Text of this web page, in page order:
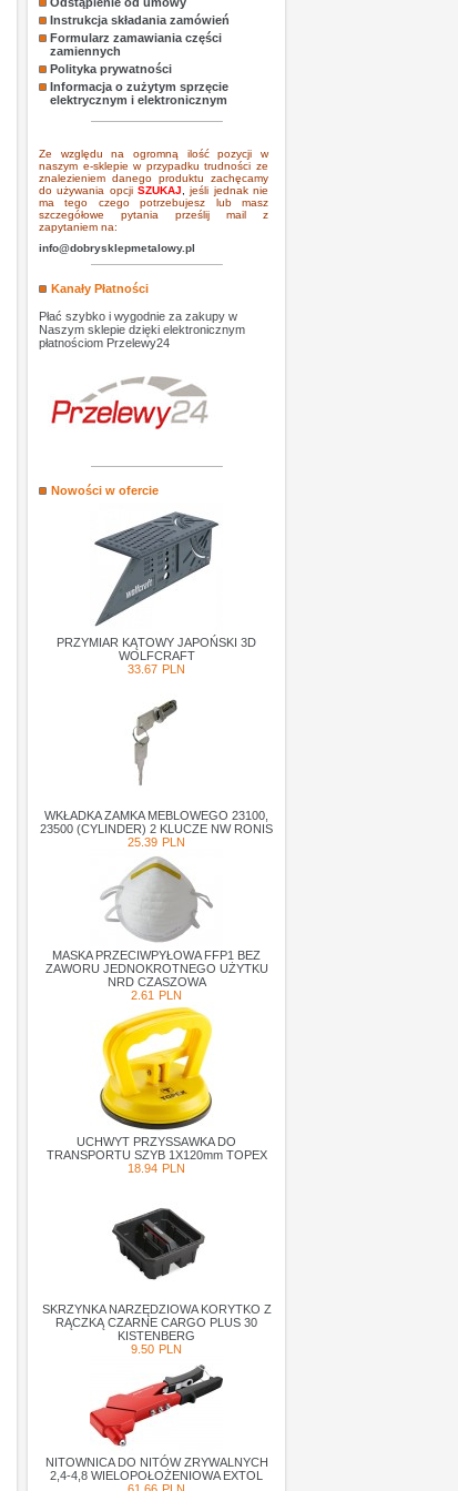
Instrukcja składania zamówień
Formularz zamawiania części
zamiennych
Polityka prywatności
Informacja o zużytym sprzęcie
elektrycznym i elektronicznym
Ze względu na ogromną ilość pozycji w
naszym e-sklepie w przypadku trudności ze
znalezieniem danego produktu zachęcamy
do używania opcjiSZUKAJ ,jeśli jednak nie
ma tego czego potrzebujesz lub masz
szczegółowe pytania prześlij mail z
zapytaniem na:
info@dobrysklepmetalowy.pl
Kanały Płatności
Płać szybko i wygodnie za zakupy w
Naszym sklepie dzięki elektronicznym
płatnościom Przelewy24
Nowości w ofercie
PRZYMIAR KĄTOWY JAPOŃSKI 3D
WOLFCRAFT
33.67 PLN
WKŁADKA ZAMKA MEBLOWEGO 23100,
23500 (CYLINDER) 2 KLUCZE NW RONIS
25.39 PLN
MASKA PRZECIWPYŁOWA FFP1 BEZ
ZAWORU JEDNOKROTNEGO UŻYTKU
NRD CZASZOWA
2.61 PLN
UCHWYT PRZYSSAWKA DO
TRANSPORTU SZYB 1X120mm TOPEX
18.94 PLN
SKRZYNKA NARZĘDZIOWA KORYTKO Z
RĄCZKĄ CZARNE CARGO PLUS 30
KISTENBERG
9.50 PLN
NITOWNICA DO NITÓW ZRYWALNYCH
2,4-4,8 WIELOPOŁOŻENIOWA EXTOL